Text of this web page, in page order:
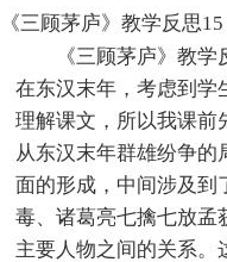
《三顾茅庐》教学反思15
《三顾茅庐》教
在东汉末年，考虑到学
理解课文，所以我课前
从东汉末年群雄纷争的
面的形成，中间涉及到
毒、诸葛亮七擒七放孟
主要人物之间的关系。